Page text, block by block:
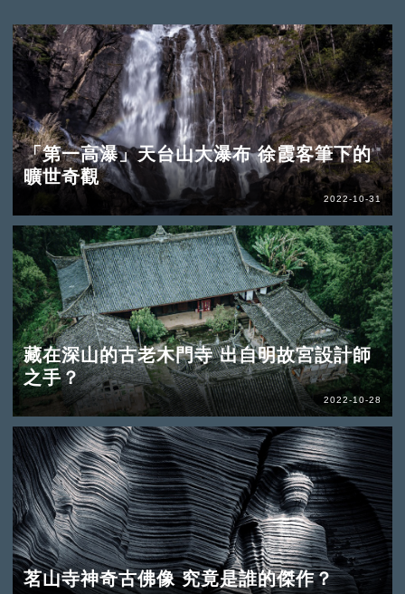
「第一高瀑」天台山大瀑布 徐霞客筆下的
曠世奇觀
2022-10-31
藏在深山的古老木門寺 出自明故宮設計師
之手？
2022-10-28
茗山寺神奇古佛像 究竟是誰的傑作？